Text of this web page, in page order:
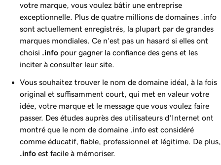
votre marque, vous voulez bâtir une entreprise
exceptionnelle. Plus de quatre millions de domaines .info
sont actuellement enregistrés, la plupart par de grandes
marques mondiales. Ce n’est pas un hasard si elles ont
choisi .info pour gagner la confiance des gens et les
inciter à consulter leur site.
Vous souhaitez trouver le nom de domaine idéal, à la fois
original et suffisamment court, qui met en valeur votre
idée, votre marque et le message que vous voulez faire
passer. Des études auprès des utilisateurs d’Internet ont
montré que le nom de domaine .info est considéré
comme éducatif, fiable, professionnel et légitime. De plus,
.info est facile à mémoriser.